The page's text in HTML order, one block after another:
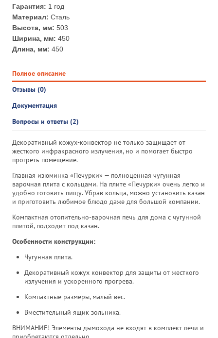
Гарантия: 1 год
Материал: Сталь
Высота, мм: 503
Ширина, мм: 450
Длина, мм: 450
Полное описание
Отзывы (0)
Документация
Вопросы и ответы (2)
Декоративный кожух-конвектор не только защищает от
жесткого инфракрасного излучения, но и помогает быстро
прогреть помещение.
Главная изюминка «Печурки» — полноценная чугунная
варочная плита с кольцами. На плите «Печурки» очень легко и
удобно готовить пищу. Убрав кольца, можно установить казан
и приготовить любимое блюдо даже для большой компании.
Компактная отопительно-варочная печь для дома с чугунной
плитой, подходит под казан.
Особенности конструкции:
Чугунная плита.
Декоративный кожух конвектор для защиты от жесткого
излучения и ускоренного прогрева.
Компактные размеры, малый вес.
Вместительный ящик зольника.
ВНИМАНИЕ! Элементы дымохода не входят в комплект печи и